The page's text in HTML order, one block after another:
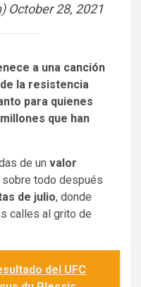
October 28, 2021
a una canción
la resistencia
para quienes
que han
de un valor
sobre todo después
de julio, donde
calles al grito de
del UFC